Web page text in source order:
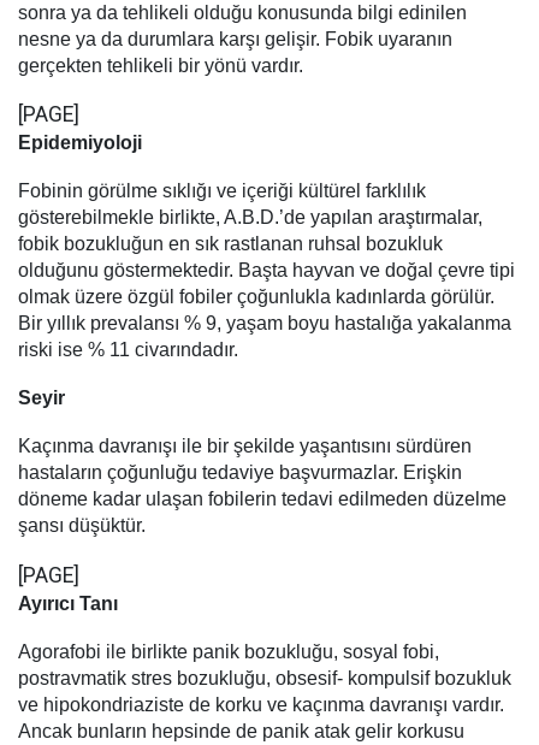
sonra ya da tehlikeli olduğu konusunda bilgi edinilen
nesne ya da durumlara karşı gelişir. Fobik uyaranın
gerçekten tehlikeli bir yönü vardır.
[PAGE]
Epidemiyoloji
Fobinin görülme sıklığı ve içeriği kültürel farklılık
gösterebilmekle birlikte, A.B.D.’de yapılan araştırmalar,
fobik bozukluğun en sık rastlanan ruhsal bozukluk
olduğunu göstermektedir. Başta hayvan ve doğal çevre tipi
olmak üzere özgül fobiler çoğunlukla kadınlarda görülür.
Bir yıllık prevalansı % 9, yaşam boyu hastalığa yakalanma
riski ise % 11 civarındadır.
Seyir
Kaçınma davranışı ile bir şekilde yaşantısını sürdüren
hastaların çoğunluğu tedaviye başvurmazlar. Erişkin
döneme kadar ulaşan fobilerin tedavi edilmeden düzelme
şansı düşüktür.
[PAGE]
Ayırıcı Tanı
Agorafobi ile birlikte panik bozukluğu, sosyal fobi,
postravmatik stres bozukluğu, obsesif- kompulsif bozukluk
ve hipokondriaziste de korku ve kaçınma davranışı vardır.
Ancak bunların hepsinde de panik atak gelir korkusu